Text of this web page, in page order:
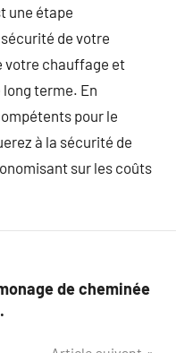
une étape
de votre
votre chauffage et
terme. En
pour le
à la sécurité de
sur les coûts
de cheminée